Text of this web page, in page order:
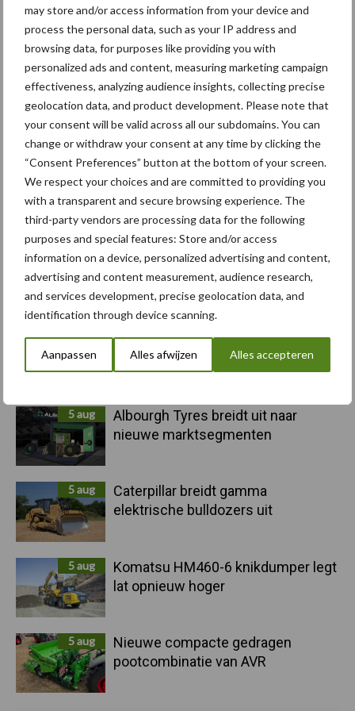
may store and/or access information from your device and
process the personal data, such as your IP address and
browsing data, for purposes like providing you with
personalized ads and content, measuring marketing campaign
effectiveness, analyzing audience insights, collecting precise
geolocation data, and product development. Please note that
your consent will be valid across all our subdomains. You can
change or withdraw your consent at any time by clicking the
“Consent Preferences” button at the bottom of your screen.
We respect your choices and are committed to providing you
with a transparent and secure browsing experience. The
third-party vendors are processing data for the following
purposes and special features: Store and/or access
information on a device, personalized advertising and content,
advertising and content measurement, audience research,
and services development, precise geolocation data, and
identification through device scanning.
Aanpassen Alles afwijzen Alles accepteren
Primaire
Sidebar
Recent nieuws Partner nieuws
6 aug
"Hoge verwachtingen van schijven
voor kouters"
5 aug
Albourgh Tyres breidt uit naar
nieuwe marktsegmenten
5 aug
Caterpillar breidt gamma
elektrische bulldozers uit
5 aug
Komatsu HM460-6 knikdumper legt
lat opnieuw hoger
5 aug
Nieuwe compacte gedragen
pootcombinatie van AVR
Bemesting Gewas & ruwvoer Loonwerk
Aardappelen Graan
Toon meer